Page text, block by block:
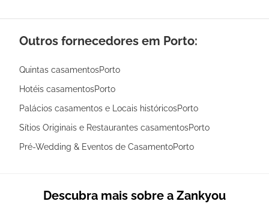
Outros fornecedores em Porto:
Quintas casamentosPorto
Hotéis casamentosPorto
Palácios casamentos e Locais históricosPorto
Sítios Originais e Restaurantes casamentosPorto
Pré-Wedding & Eventos de CasamentoPorto
Descubra mais sobre a Zankyou